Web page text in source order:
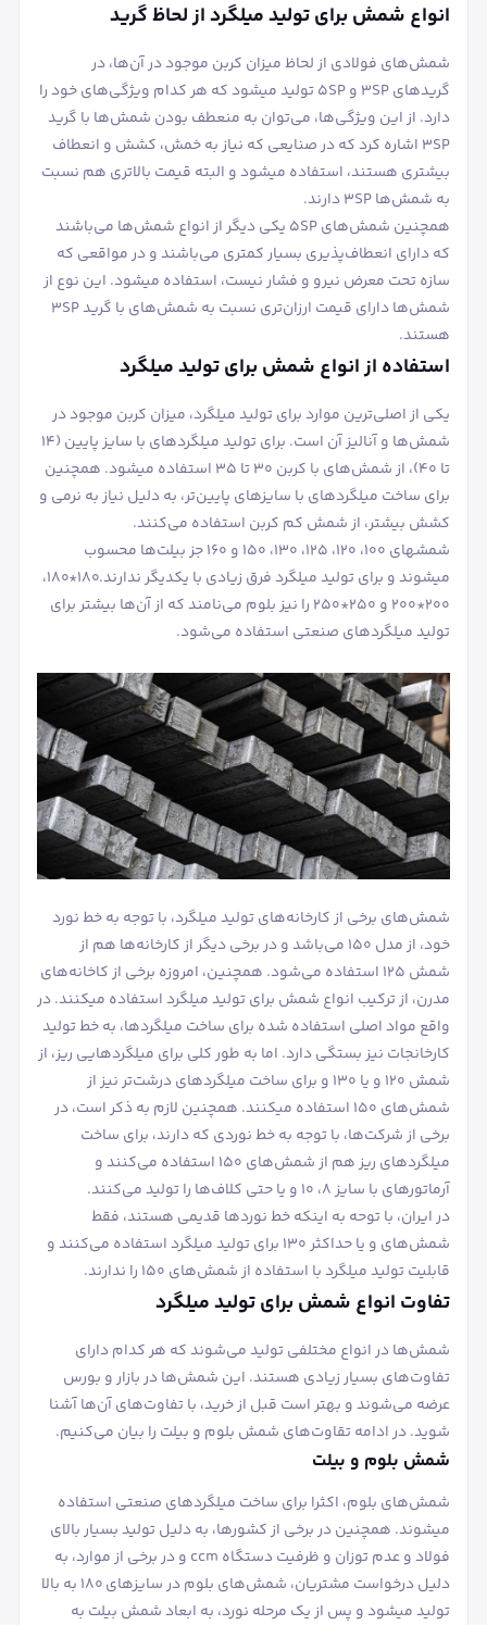
انواع شمش برای تولید میلگرد از لحاظ گرید
شمش‌های فولادی از لحاظ میزان کربن موجود در آن‌ها، در
گریدهای 3SP و 5SP تولید می‎شود که هر کدام ویژگی‌های خود را
دارد. از این ویژگی‌ها، می‌توان به منعطف بودن شمش‌ها با گرید
3SP اشاره کرد که در صنایعی که نیاز به خمش، کشش و انعطاف
بیشتری هستند، استفاده می‎شود و البته قیمت بالاتری هم نسبت
به شمش‌ها 3SP دارند.
همچنین شمش‌های 5SP یکی دیگر از انواع شمش‌ها می‌باشند
که دارای انعطاف‌پذیری بسیار کمتری می‌باشند و در مواقعی که
سازه تحت معرض نیرو و فشار نیست، استفاده می‎شود. این نوع از
شمش‌ها دارای قیمت ارزان‌تری نسبت به شمش‌های با گرید 3SP
هستند.
استفاده از انواع شمش برای تولید میلگرد
یکی از اصلی‌ترین موارد برای تولید میلگرد، میزان کربن موجود در
شمش‌ها و آنالیز آن است. برای تولید میلگردهای با سایز پایین (14
تا 40)، از شمش‌های با کربن 30 تا 35 استفاده می‎شود. همچنین
برای ساخت میلگردهای با سایزهای پایین‌تر، به دلیل نیاز به نرمی و
کشش بیشتر، از شمش کم کربن استفاده می‌کنند.
شمش‎های 100، 120، 125، 130، 150 و 160 جز بیلت‌ها محسوب
می‎شوند و برای تولید میلگرد فرق زیادی با یکدیگر ندارند.180*180،
200*200 و 250*250 را نیز بلوم می‌نامند که از آن‌ها بیشتر برای
تولید میلگردهای صنعتی استفاده می‌شود.
شمش‌های برخی از کارخانه‌های تولید میلگرد، با توجه به خط نورد
خود، از مدل 150 می‌باشد و در برخی دیگر از کارخانه‌ها هم از
شمش 125 استفاده می‌شود. همچنین، امروزه برخی از کاخانه‌های
مدرن، از ترکیب انواع شمش برای تولید میلگرد استفاده می‎کنند. در
واقع مواد اصلی استفاده شده برای ساخت میلگرد‌ها، به خط تولید
کارخانجات نیز بستگی دارد. اما به طور کلی برای میلگردهایی ریز، از
شمش 120 و یا 130 و برای ساخت میلگردهای درشت‌تر نیز از
شمش‌های 150 استفاده می‎کنند. همچنین لازم به ذکر است، در
برخی از شرکت‌ها، با توجه به خط نوردی که دارند، برای ساخت
میلگردهای ریز هم از شمش‌های 150 استفاده می‌کنند و
آرماتورهای با سایز 8، 10 و یا حتی کلاف‌ها را تولید می‌کنند.
در ایران، با توحه به اینکه خط نوردها قدیمی هستند، فقط
شمش‌های و یا حداکثر 130 برای تولید میلگرد استفاده می‌کنند و
قابلیت تولید میلگرد با استفاده از شمش‌های 150 را ندارند.
تفاوت انواع شمش برای تولید میلگرد
شمش‌ها در انواع مختلفی تولید می‌شوند که هر کدام دارای
تفاوت‌های بسیار زیادی هستند. این شمش‌ها در بازار و بورس
عرضه می‌شوند و بهتر است قبل از خرید، با تفاوت‌های آن‌ها آشنا
شوید. در ادامه تقاوت‌های شمش بلوم و بیلت را بیان می‌کنیم.
شمش بلوم و بیلت
شمش‌های بلوم، اکثرا برای ساخت میلگردهای صنعتی استفاده
می‎شوند. همچنین در برخی از کشورها، به دلیل تولید بسیار بالای
فولاد و عدم توزان و ظرفیت دستگاه ccm و در برخی از موارد، به
دلیل درخواست مشتریان، شمش‌های بلوم در سایزهای 180 به بالا
تولید می‎شود و پس از یک مرحله نورد، به ابعاد شمش بیلت به